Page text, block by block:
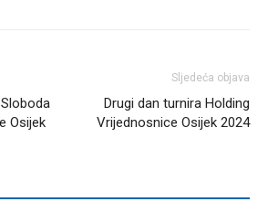
Osijek
Sljedeća objava
Drugi dan turnira Holding
Vrijednosnice Osijek 2024